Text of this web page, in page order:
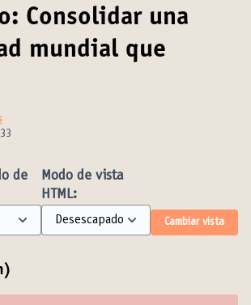
Consolidar una
mundial que
de
Modo de vista
HTML:
Cambiar vista